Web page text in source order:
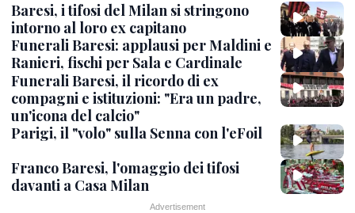
Baresi, i tifosi del Milan si stringono
intorno al loro ex capitano
Funerali Baresi: applausi per Maldini e
Ranieri, fischi per Sala e Cardinale
Funerali Baresi, il ricordo di ex
compagni e istituzioni: "Era un padre,
un'icona del calcio"
Parigi, il "volo" sulla Senna con l'eFoil
Franco Baresi, l'omaggio dei tifosi
davanti a Casa Milan